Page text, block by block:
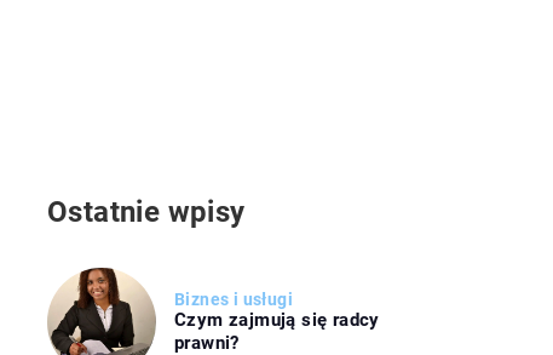
Ostatnie wpisy
Biznes i usługi
Czym zajmują się radcy
prawni?